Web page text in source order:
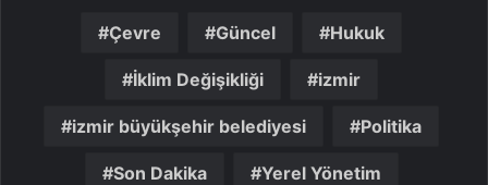
Çevre Güncel Hukuk
İklim Değişikliği izmir
izmir büyükşehir belediyesi Politika
Son Dakika Yerel Yönetim